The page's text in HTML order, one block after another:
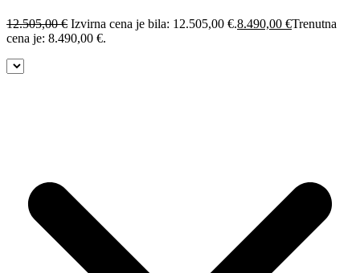
12.505,00€ Izvirna cena je bila: 12.505,00 €.8.490,00 €Trenutna
cena je: 8.490,00 €.